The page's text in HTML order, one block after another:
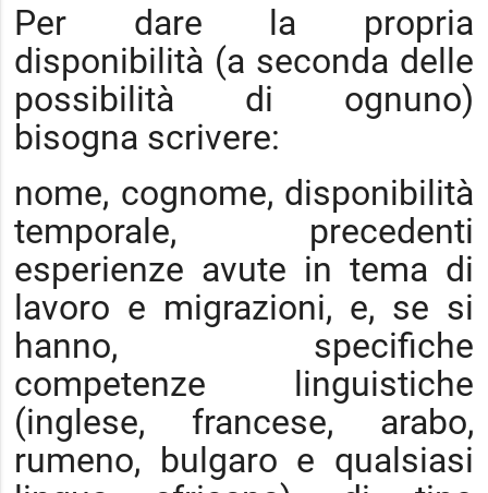
Per dare la propria
disponibilità (a seconda delle
possibilità di ognuno)
bisogna scrivere:
nome, cognome, disponibilità
temporale, precedenti
esperienze avute in tema di
lavoro e migrazioni, e, se si
hanno, specifiche
competenze linguistiche
(inglese, francese, arabo,
rumeno, bulgaro e qualsiasi